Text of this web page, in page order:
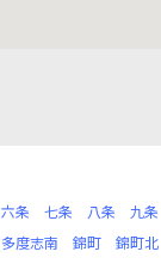
六条 七条 八条 九条
多度志南 錦町 錦町北